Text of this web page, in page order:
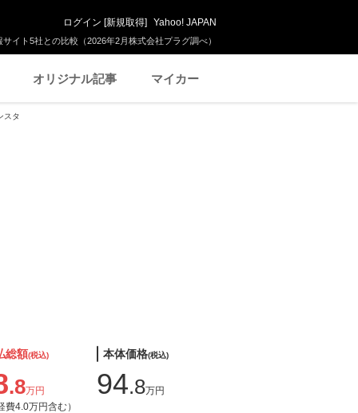
イト5社との比較（2026年2月株式会社プラグ調べ）
ログイン [新規取得] Yahoo! JAPAN
オリジナル記事 マイカー
スタ
総額(税込)
.8万円
費4.0万円含む）
本体価格(税込)
94.8万円